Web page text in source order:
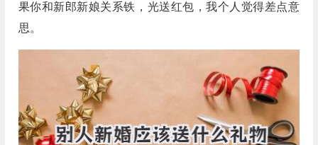
果你和新郎新娘关系铁，光送红包，我个人觉得差点意
思。